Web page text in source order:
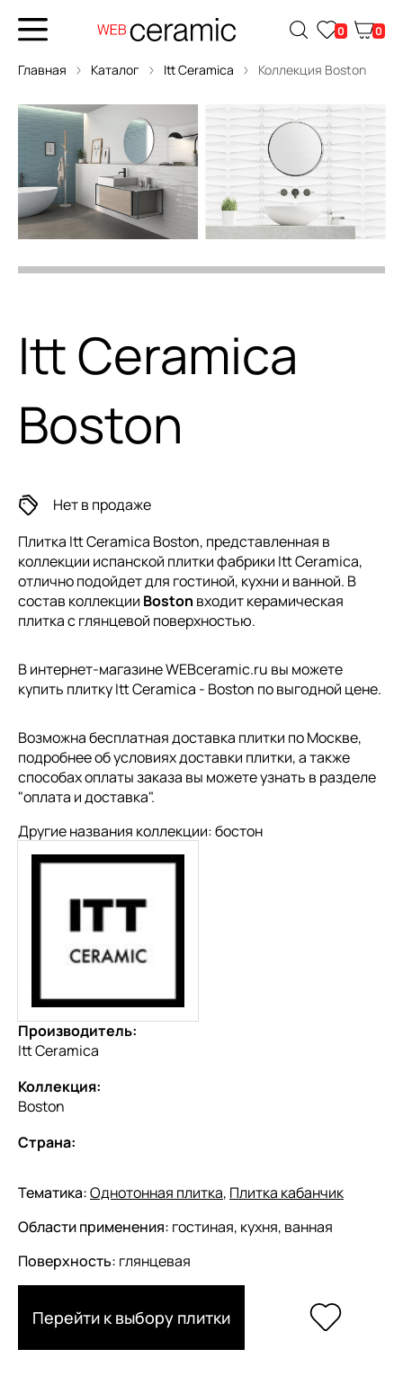
0 0
Главная Каталог Itt Ceramica Коллекция Boston
Itt Ceramica
Boston
Нет в продаже
Плитка Itt Ceramica Boston, представленная в
коллекции испанской плиткифабрики Itt Ceramica,
отлично подойдет для гостиной, кухни и ванной. В
состав коллекции Boston входит керамическая
плитка с глянцевой поверхностью.
В интернет-магазине WEBceramic.ru вы можете
купить плитку Itt Ceramica - Boston по выгодной цене.
Возможна бесплатная доставка плитки по Москве,
подробнее об условиях доставки плитки, а также
способах оплаты заказа вы можете узнать в разделе
"оплата и доставка".
Другие названия коллекции: бостон
Производитель:
Itt Ceramica
Коллекция:
Boston
Страна:
Тематика:Однотонная плитка, Плитка кабанчик
Области применения: гостиная, кухня, ванная
Поверхность: глянцевая
Перейти к выбору плитки